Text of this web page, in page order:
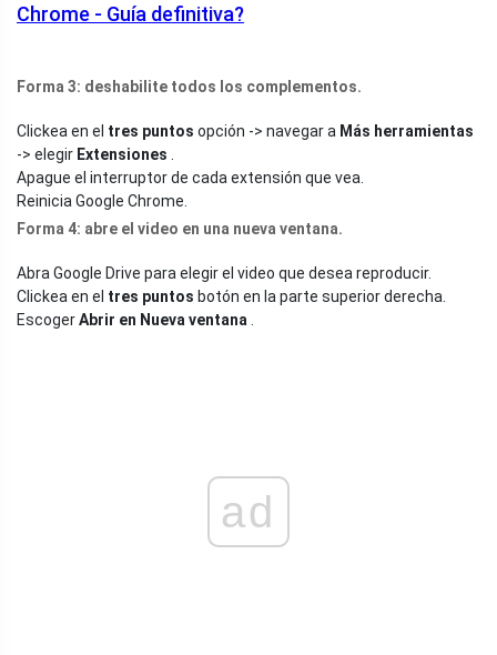
Chrome - Guía definitiva?
Forma 3: deshabilite todos los complementos.
Clickea en el tres puntos opción -> navegar a Más herramientas
-> elegir Extensiones
Apague el interruptor de cada extensión que vea.
Reinicia Google Chrome.
Forma 4: abre el video en una nueva ventana.
Abra Google Drive para elegir el video que desea reproducir.
Clickea en el tres puntos botón en la parte superior derecha.
EscogerAbrir en Nueva ventana
ad